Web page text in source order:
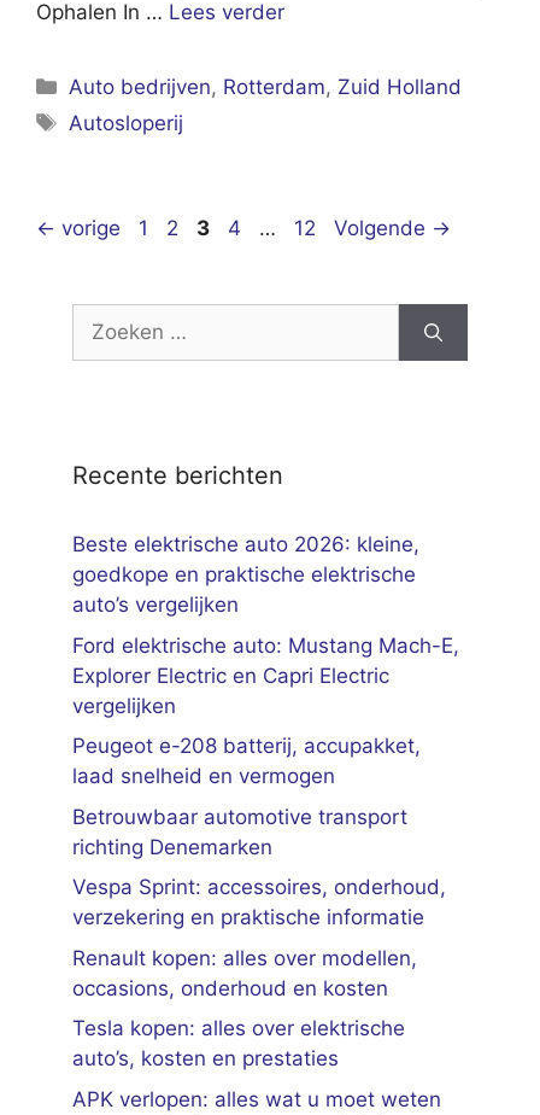
Ophalen In … Lees verder
Categorieën
Auto bedrijven, Rotterdam, Zuid Holland
Tags
Autosloperij
← vorige Pagina
1 Pagina
2 Pagina
3 Pagina
4 … Pagina
12 Volgende →
Zoek
Recente berichten
Beste elektrische auto 2026: kleine,
goedkope en praktische elektrische
auto’s vergelijken
Ford elektrische auto: Mustang Mach-E,
Explorer Electric en Capri Electric
vergelijken
Peugeot e-208 batterij, accupakket,
laad snelheid en vermogen
Betrouwbaar automotive transport
richting Denemarken
Vespa Sprint: accessoires, onderhoud,
verzekering en praktische informatie
Renault kopen: alles over modellen,
occasions, onderhoud en kosten
Tesla kopen: alles over elektrische
auto’s, kosten en prestaties
APK verlopen: alles wat u moet weten